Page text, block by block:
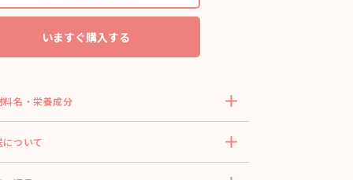
いますぐ購入する
料名・栄養成分
について